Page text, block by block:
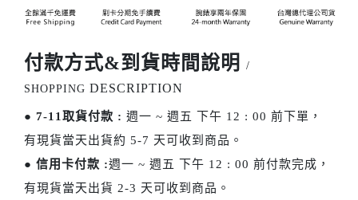
付款方式&到貨時間說明
/
SHOPPING DESCRIPTION
● 7-11取貨付款 : 週一 ~ 週五 下午 12 : 00 前下單，
有現貨當天出貨約 5-7 天可收到商品。
● 信用卡付款 :週一 ~ 週五 下午 12 : 00 前付款完成，
有現貨當天出貨 2-3 天可收到商品。